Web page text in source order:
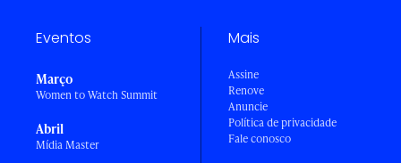
Eventos
Março
Women to Watch Summit
Abril
Mídia Master
Mais
Assine
Renove
Anuncie
Política de privacidade
Fale conosco